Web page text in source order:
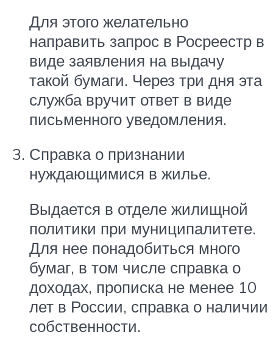
Для этого желательно
направить запрос в Росреестр в
виде заявления на выдачу
такой бумаги. Через три дня эта
служба вручит ответ в виде
письменного уведомления.
Справка о признании
нуждающимися в жилье.
Выдается в отделе жилищной
политики при муниципалитете.
Для нее понадобиться много
бумаг, в том числе справка о
доходах, прописка не менее 10
лет в России, справка о наличии
собственности.